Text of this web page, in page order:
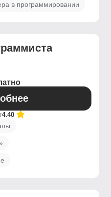
в программировании
4.40